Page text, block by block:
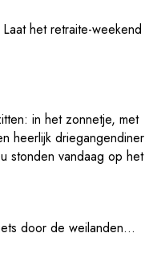
het retraite-weekend
in het zonnetje, met
heerlijk driegangendiner
stonden vandaag op het
door de weilanden...